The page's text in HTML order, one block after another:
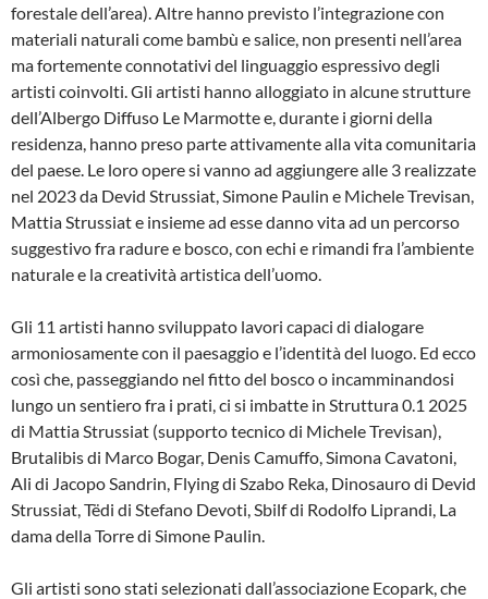
forestale dell’area). Altre hanno previsto l’integrazione con
materiali naturali come bambù e salice, non presenti nell’area
ma fortemente connotativi del linguaggio espressivo degli
artisti coinvolti. Gli artisti hanno alloggiato in alcune strutture
dell’Albergo Diffuso Le Marmotte e, durante i giorni della
residenza, hanno preso parte attivamente alla vita comunitaria
del paese. Le loro opere si vanno ad aggiungere alle 3 realizzate
nel 2023 da Devid Strussiat, Simone Paulin e Michele Trevisan,
Mattia Strussiat e insieme ad esse danno vita ad un percorso
suggestivo fra radure e bosco, con echi e rimandi fra l’ambiente
naturale e la creatività artistica dell’uomo.
Gli 11 artisti hanno sviluppato lavori capaci di dialogare
armoniosamente con il paesaggio e l’identità del luogo. Ed ecco
così che, passeggiando nel fitto del bosco o incamminandosi
lungo un sentiero fra i prati, ci si imbatte in Struttura 0.1 2025
di Mattia Strussiat (supporto tecnico di Michele Trevisan),
Brutalibis di Marco Bogar, Denis Camuffo, Simona Cavatoni,
Ali di Jacopo Sandrin, Flying di Szabo Reka, Dinosauro di Devid
Strussiat, Tëdi di Stefano Devoti, Sbilf di Rodolfo Liprandi, La
dama della Torre di Simone Paulin.
Gli artisti sono stati selezionati dall’associazione Ecopark, che